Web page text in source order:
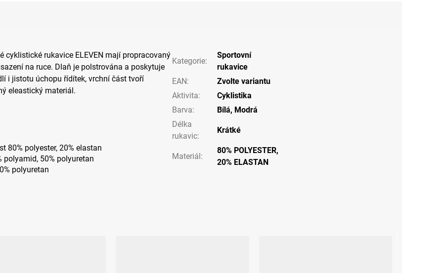
cyklistické rukavice ELEVEN mají propracovaný
na ruce. Dlaň je polstrována a poskytuje
i jistotu úchopu řídítek, vrchní část tvoří
eleastický materiál.
80% polyester, 20% elastan
polyamid, 50% polyuretan
polyuretan
Kategorie:
Sportovní
rukavice
EAN:
Zvolte variantu
Aktivita:
Cyklistika
Barva: Bílá, Modrá
Délka
rukavic:
Krátké
Materiál :
80% POLYESTER,
20% ELASTAN